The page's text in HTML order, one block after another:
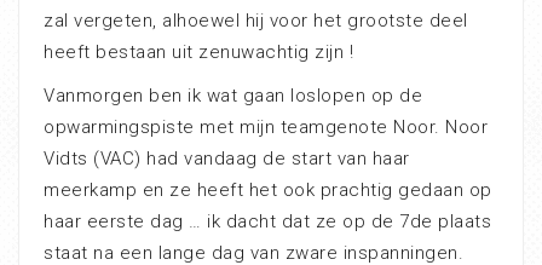
zal vergeten, alhoewel hij voor het grootste deel
heeft bestaan uit zenuwachtig zijn !
Vanmorgen ben ik wat gaan loslopen op de
opwarmingspiste met mijn teamgenote Noor. Noor
Vidts (VAC) had vandaag de start van haar
meerkamp en ze heeft het ook prachtig gedaan op
haar eerste dag … ik dacht dat ze op de 7de plaats
staat na een lange dag van zware inspanningen.